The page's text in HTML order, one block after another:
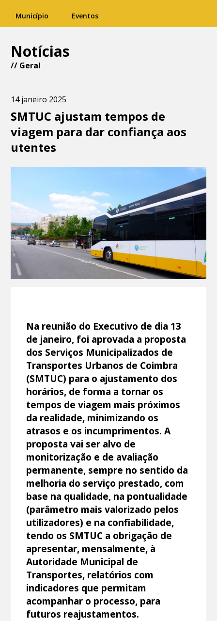
Município Eventos
Notícias
// Geral
14 janeiro 2025
SMTUC ajustam tempos de
viagem para dar confiança aos
utentes
Na reunião do Executivo de dia 13
de janeiro, foi aprovada a proposta
dos Serviços Municipalizados de
Transportes Urbanos de Coimbra
(SMTUC) para o ajustamento dos
horários, de forma a tornar os
tempos de viagem mais próximos
da realidade, minimizando os
atrasos e os incumprimentos. A
proposta vai ser alvo de
monitorização e de avaliação
permanente, sempre no sentido da
melhoria do serviço prestado, com
base na qualidade, na pontualidade
(parâmetro mais valorizado pelos
utilizadores) e na confiabilidade,
tendo os SMTUC a obrigação de
apresentar, mensalmente, à
Autoridade Municipal de
Transportes, relatórios com
indicadores que permitam
acompanhar o processo, para
futuros reajustamentos.